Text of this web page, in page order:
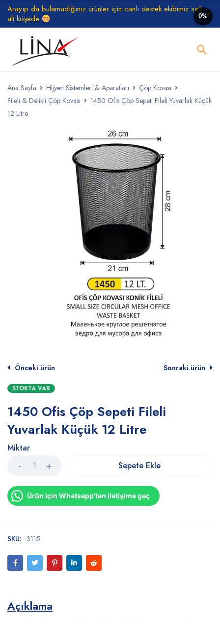
Arayıp da bulamadığınız ürünler için canlı destek ekibimiz sağ
alt köşede
Ana Sayfa Hijyen Sistemleri & Aparatları
Çöp Kovası
Fileli & Delikli Çöp Kovası
1450 Ofis Çöp Sepeti Fileli Yuvarlak Küçük
12 Litre
Önceki ürün Sonraki ürün
STOKTA VAR
1450 Ofis Çöp Sepeti Fileli
Yuvarlak Küçük 12 Litre
Miktar
Sepete Ekle
Ürün için Whatsapp'tan iletişime geç
SKU: 3115
Açıklama
0%